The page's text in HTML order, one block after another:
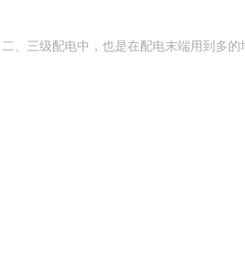
、三级配电中，也是在配电末端用到多的